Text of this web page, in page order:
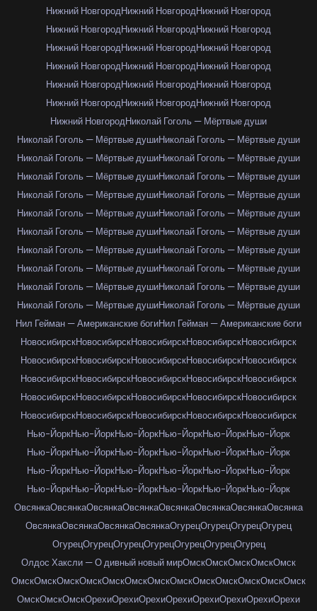
Нижний НовгородНижний НовгородНижний Новгород
Нижний НовгородНижний НовгородНижний Новгород
Нижний НовгородНижний НовгородНижний Новгород
Нижний НовгородНижний НовгородНижний Новгород
Нижний НовгородНижний НовгородНижний Новгород
Нижний НовгородНижний НовгородНижний Новгород
Нижний НовгородНиколай Гоголь — Мёртвые души
Николай Гоголь — Мёртвые душиНиколай Гоголь — Мёртвые души
Николай Гоголь — Мёртвые душиНиколай Гоголь — Мёртвые души
Николай Гоголь — Мёртвые душиНиколай Гоголь — Мёртвые души
Николай Гоголь — Мёртвые душиНиколай Гоголь — Мёртвые души
Николай Гоголь — Мёртвые душиНиколай Гоголь — Мёртвые души
Николай Гоголь — Мёртвые душиНиколай Гоголь — Мёртвые души
Николай Гоголь — Мёртвые душиНиколай Гоголь — Мёртвые души
Николай Гоголь — Мёртвые душиНиколай Гоголь — Мёртвые души
Николай Гоголь — Мёртвые душиНиколай Гоголь — Мёртвые души
Николай Гоголь — Мёртвые душиНиколай Гоголь — Мёртвые души
Нил Гейман — Американские богиНил Гейман — Американские боги
НовосибирскНовосибирскНовосибирскНовосибирскНовосибирск
НовосибирскНовосибирскНовосибирскНовосибирскНовосибирск
НовосибирскНовосибирскНовосибирскНовосибирскНовосибирск
НовосибирскНовосибирскНовосибирскНовосибирскНовосибирск
НовосибирскНовосибирскНовосибирскНовосибирскНовосибирск
Нью-ЙоркНью-ЙоркНью-ЙоркНью-ЙоркНью-ЙоркНью-Йорк
Нью-ЙоркНью-ЙоркНью-ЙоркНью-ЙоркНью-ЙоркНью-Йорк
Нью-ЙоркНью-ЙоркНью-ЙоркНью-ЙоркНью-ЙоркНью-Йорк
Нью-ЙоркНью-ЙоркНью-ЙоркНью-ЙоркНью-ЙоркНью-Йорк
ОвсянкаОвсянкаОвсянкаОвсянкаОвсянкаОвсянкаОвсянкаОвсянка
ОвсянкаОвсянкаОвсянкаОвсянкаОгурецОгурецОгурецОгурец
ОгурецОгурецОгурецОгурецОгурецОгурецОгурец
Олдос Хаксли — О дивный новый мирОмскОмскОмскОмскОмск
ОмскОмскОмскОмскОмскОмскОмскОмскОмскОмскОмскОмскОмск
ОмскОмскОмскОрехиОрехиОрехиОрехиОрехиОрехиОрехиОрехи